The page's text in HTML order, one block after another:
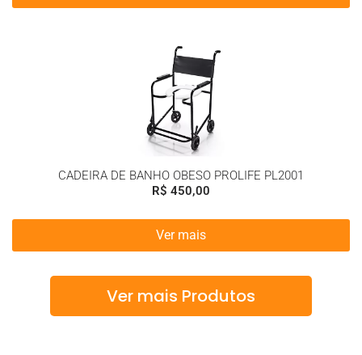
CADEIRA DE BANHO OBESO PROLIFE PL2001
R$ 450,00
Ver mais
Ver mais Produtos